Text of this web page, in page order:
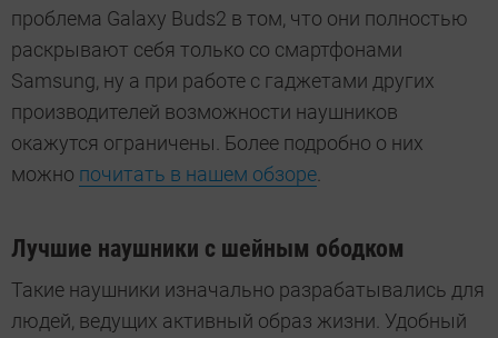
проблема Galaxy Buds2 в том, что они полностью
раскрывают себя только со смартфонами
Samsung, ну а при работе с гаджетами других
производителей возможности наушников
окажутся ограничены. Более подробно о них
можно почитать в нашем обзоре
Лучшие наушники с шейным ободком
Такие наушники изначально разрабатывались для
людей, ведущих активный образ жизни. Удобный